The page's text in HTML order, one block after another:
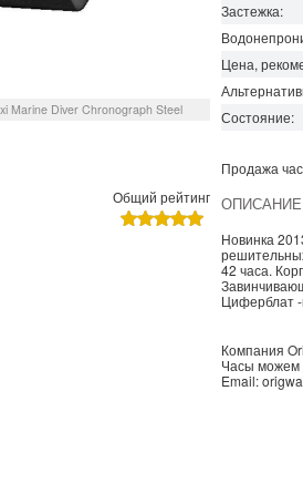
Marine Diver Chronograph Steel
Общий рейтинг
Застежка:
Цена,
Состояние:
Продажа
Новинка
42 часа.
Циферблат -
Компания
Часы можем
Email: